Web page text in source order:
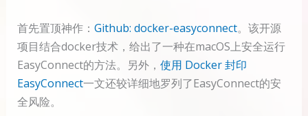
首先置顶神作： Github: docker-easyconnect。该开源
项目结合docker技术，给出了一种在macOS上安全运行
EasyConnect的方法。另外， 使用 Docker 封印
EasyConnect一文还较详细地罗列了EasyConnect的安
全风险。